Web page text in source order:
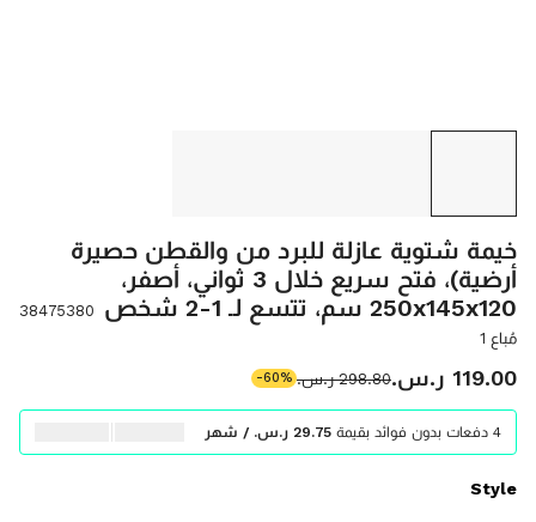
خيمة شتوية عازلة للبرد من والقطن حصيرة
أرضية)، فتح سريع خلال 3 ثواني، أصفر،
250x145x120 سم، تتسع لـ 1-2 شخص
38475380
مُباع 1
‫119.00 ر.س.‬ ‫298.80 ر.س.‬ -60%
4 دفعات بدون فوائد بقيمة ‫29.75 ر.س.‬ / شهر
Style